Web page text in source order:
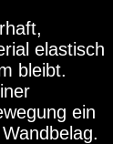
elastisch
bleibt.
ein